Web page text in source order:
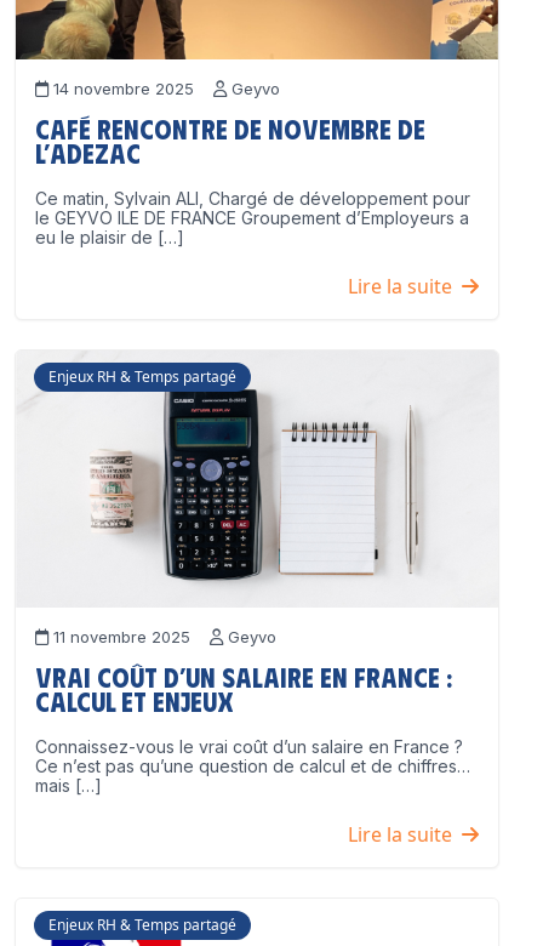
14 novembre 2025 Geyvo
Café Rencontre de Novembre de
l’ADEZAC
Ce matin, Sylvain ALI, Chargé de développement pour
le GEYVO ILE DE FRANCE Groupement d’Employeurs a
eu le plaisir de […]
Lire la suite
Enjeux RH & Temps partagé
11 novembre 2025 Geyvo
Vrai coût d’un salaire en France :
calcul et enjeux
Connaissez-vous le vrai coût d’un salaire en France ?
Ce n’est pas qu’une question de calcul et de chiffres…
mais […]
Lire la suite
Enjeux RH & Temps partagé